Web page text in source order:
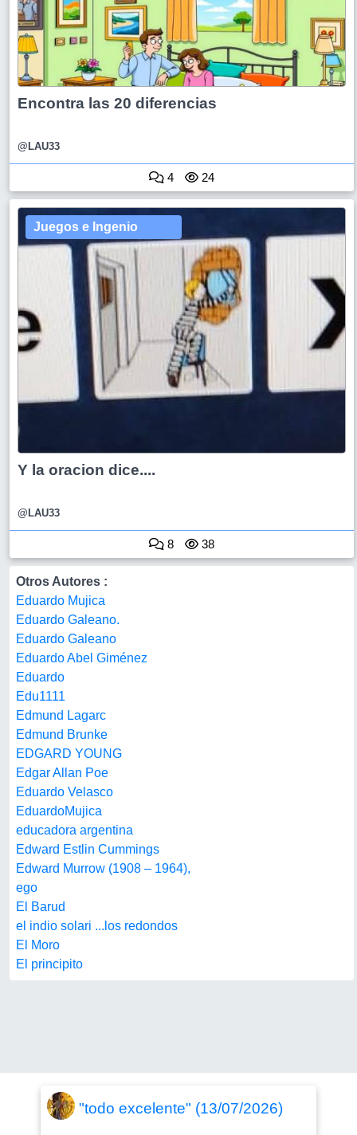
Encontra las 20 diferencias
@LAU33
4 24
Juegos e Ingenio
Y la oracion dice....
@LAU33
8 38
Otros Autores :
Eduardo Mujica
Eduardo Galeano.
Eduardo Galeano
Eduardo Abel Giménez
Eduardo
Edu1111
Edmund Lagarc
Edmund Brunke
EDGARD YOUNG
Edgar Allan Poe
Eduardo Velasco
EduardoMujica
educadora argentina
Edward Estlin Cummings
Edward Murrow (1908 – 1964),
ego
El Barud
el indio solari ...los redondos
El Moro
El principito
"todo excelente" (13/07/2026)